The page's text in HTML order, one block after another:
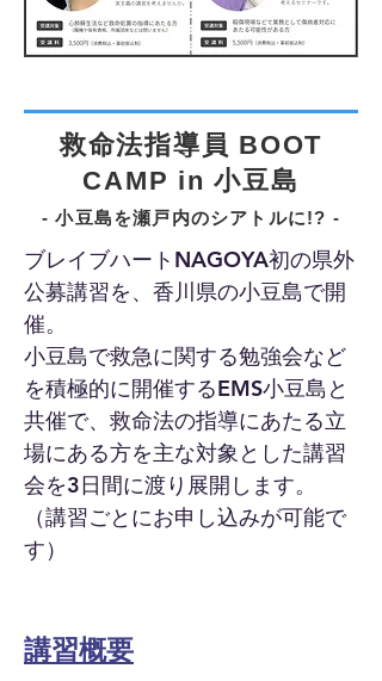
救命法指導員 BOOT
CAMP in 小豆島
- 小豆島を瀬戸内のシアトルに!? -
ブレイブハートNAGOYA初の県外
公募講習を、香川県の小豆島で開
催。
小豆島で救急に関する勉強会など
を積極的に開催するEMS小豆島と
共催で、救命法の指導にあたる立
場にある方を主な対象とした講習
会を3日間に渡り展開します。
（講習ごとにお申し込みが可能で
す）
​講習概要